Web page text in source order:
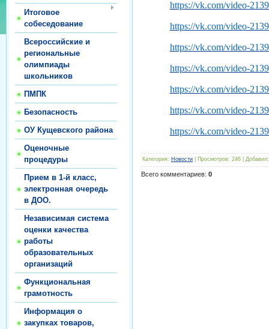
Итоговое
собеседование
Всероссийские и
региональные
олимпиады
школьников
ПМПК
Безопасность
ОУ Кущевского района
Оценочные
процедуры
Прием в 1-й класс,
электронная очередь
в ДОО.
Независимая система
оценки качества
работы
образовательных
организаций
Функциональная
грамотность
Информация о
закупках товаров,
https://vk.com/video-
https://vk.com/video-
https://vk.com/video-
https://vk.com/video-
https://vk.com/video-
https://vk.com/video-
https://vk.com/video-
Категория: Новости Просмотров: 246 Добавил:
Всего комментариев: 0